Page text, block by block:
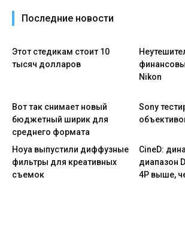
Последние новости
Этот стедикам стоит 10
тысяч долларов
Nikon
Вот так снимает новый
бюджетный ширик для
среднего формата
Sony
Hoya выпустили диффузные
фильтры для креативных
съемок
CineD:
диапазон
4P выше,